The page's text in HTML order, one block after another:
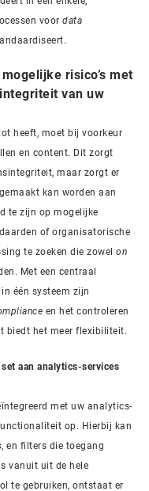
voor data
risico’s met
van uw
heeft, moet bij voorkeur
en content. Dit zorgt
maar zorgt er
kan worden aan
te zijn op mogelijke
of organisatorische
te zoeken die zowel on
Met een centraal
één systeem zijn
en het controleren
biedt het meer flexibiliteit.
aan analytics-services
met uw analytics-
op. Hierbij kan
, en filters die toegang
vanuit uit de hele
te gebruiken, ontstaat er